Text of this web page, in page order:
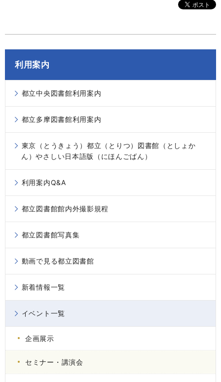
利用案内
都立中央図書館利用案内
都立多摩図書館利用案内
東京（とうきょう）都立（とりつ）図書館（としょか
ん）やさしい日本語版（にほんごばん）
利用案内Q&A
都立図書館館内外撮影規程
都立図書館写真集
動画で見る都立図書館
新着情報一覧
イベント一覧
企画展示
セミナー・講演会